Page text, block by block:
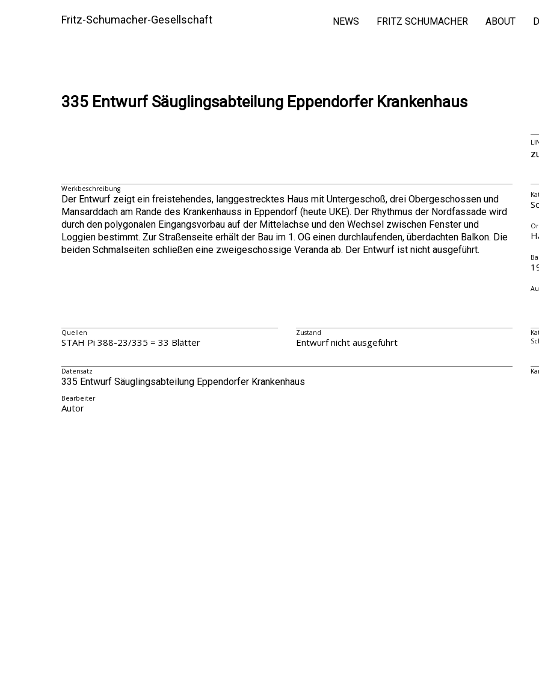
Fritz-Schumacher-Gesellschaft NEWS FRITZ SCHUMACHER ABOUT
335 Entwurf Säuglingsabteilung Eppendorfer Krankenhaus
Werkbeschreibung
Der Entwurf zeigt ein freistehendes, langgestrecktes Haus mit Untergeschoß, drei Obergeschossen und
Mansarddach am Rande des Krankenhauss in Eppendorf (heute UKE). Der Rhythmus der Nordfassade wird
durch den polygonalen Eingangsvorbau auf der Mittelachse und den Wechsel zwischen Fenster und
Loggien bestimmt. Zur Straßenseite erhält der Bau im 1. OG einen durchlaufenden, überdachten Balkon. Die
beiden Schmalseiten schließen eine zweigeschossige Veranda ab. Der Entwurf ist nicht ausgeführt.
Quellen
STAH Pi 388-23/335 = 33 Blätter
Zustand
Entwurf nicht ausgeführt
Datensatz
335 Entwurf Säuglingsabteilung Eppendorfer Krankenhaus
Bearbeiter
Autor